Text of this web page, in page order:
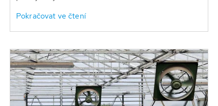
Pokračovat ve čtení